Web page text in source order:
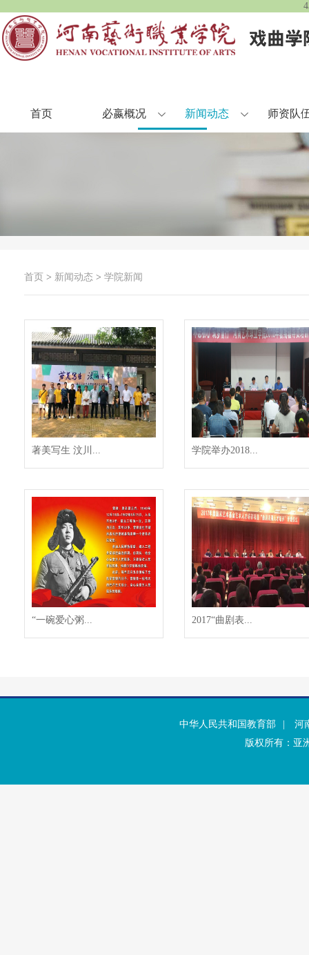
首页 必嬴概况 新闻动态 师资队
首页 > 新闻动态 > 学院新闻
著美写生 汶川... 学院举办2018...
“一碗爱心粥... 2017“曲剧表...
中华人民共和国教育部
河
版权所有：亚